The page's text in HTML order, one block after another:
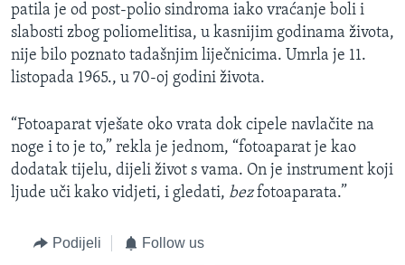
patila je od post-polio sindroma iako vraćanje boli i
slabosti zbog poliomelitisa, u kasnijim godinama života,
nije bilo poznato tadašnjim liječnicima. Umrla je 11.
listopada 1965., u 70-oj godini života.
“Fotoaparat vješate oko vrata dok cipele navlačite na
noge i to je to,” rekla je jednom, “fotoaparat je kao
dodatak tijelu, dijeli život s vama. On je instrument koji
ljude uči kako vidjeti, i gledati, bezfotoaparata.”
Podijeli Follow us